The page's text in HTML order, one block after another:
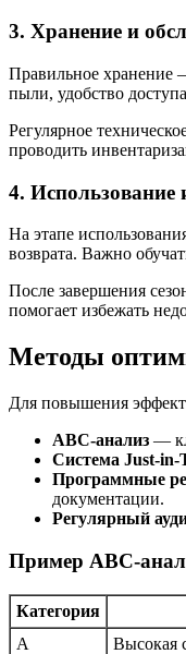
3. Хранение и
Правильное хранение
пыли, удобство
Регулярное
проводить
4. Использование
На этапе
возврата. Важно
После завершения
помогает избежать
Методы
Для повышения
ABC-анализ —
Система Just-in-
Программные
документации.
Регулярный
Пример ABC-
Категория
A
Высокая